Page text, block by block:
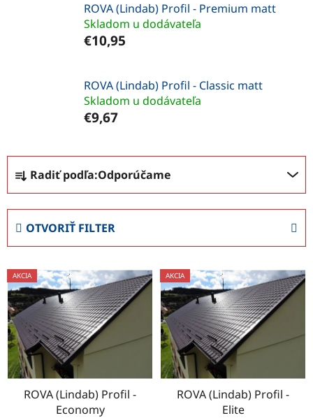
ROVA (Lindab) Profil - Premium matt
Skladom u dodávateľa
€10,95
ROVA (Lindab) Profil - Classic matt
Skladom u dodávateľa
€9,67
R
a
d
n
e
p
r
o
d
u
k
Radiť podľa:Odporúčame
OTVORIŤ FILTER
V
ý
p
i
s
p
r
AKCIA
ROVA (Lindab) Profil -
Economy
AKCIA
ROVA (Lindab) Profil -
Elite